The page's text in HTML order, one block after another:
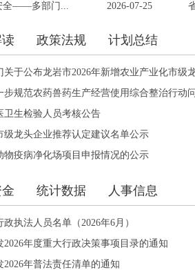
全——多部门... 2026-07-25
政策法规 计划总结
于公布龙岩市2026年新增农业产业化市级
规范农药兽药生产经营使用综合整治行动
卫生检验人员考核公告
级龙头企业推荐认定建议名单公示
物疫病净化场项目申报情况的公示
统计数据 人事信息
执法人员名单（2026年6月）
年度重大行政决策事项目录的通知
年普法责任清单的通知